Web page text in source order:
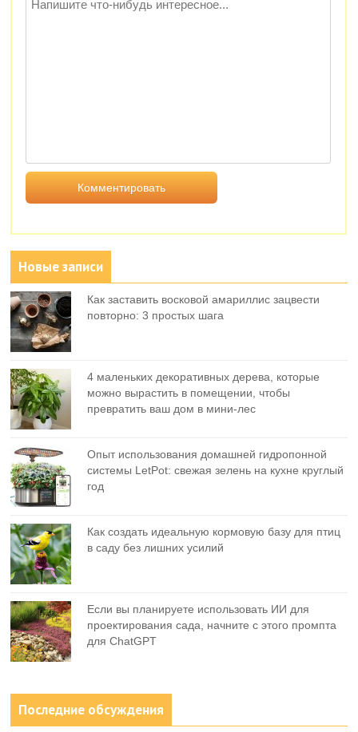
Новые записи
Как заставить восковой амариллис зацвести
повторно: 3 простых шага
4 маленьких декоративных дерева, которые
можно вырастить в помещении, чтобы
превратить ваш дом в мини-лес
Опыт использования домашней гидропонной
системы LetPot: свежая зелень на кухне круглый
год
Как создать идеальную кормовую базу для птиц
в саду без лишних усилий
Если вы планируете использовать ИИ для
проектирования сада, начните с этого промпта
для ChatGPT
Последние обсуждения